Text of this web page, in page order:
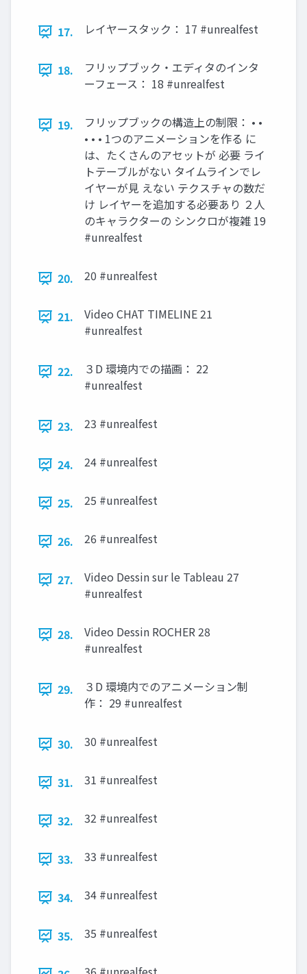
17. レイヤースタック： 17 #unrealfest
18.
フリップブック・エディタのインタ
ーフェース： 18 #unrealfest
19.
フリップブックの構造上の制限： • •
• • • 1つのアニメーションを作る に
は、たくさんのアセットが 必要 ライ
トテーブルがない タイムラインでレ
イヤーが見 えない テクスチャの数だ
け レイヤーを追加する必要あり ２人
のキャラクターの シンクロが複雑 19
#unrealfest
20. 20 #unrealfest
21.
Video CHAT TIMELINE 21
#unrealfest
22.
３D 環境内での描画： 22
#unrealfest
23. 23 #unrealfest
24. 24 #unrealfest
25. 25 #unrealfest
26. 26 #unrealfest
27.
Video Dessin sur le Tableau 27
#unrealfest
28.
Video Dessin ROCHER 28
#unrealfest
29.
３D 環境内でのアニメーション制
作： 29 #unrealfest
30. 30 #unrealfest
31. 31 #unrealfest
32. 32 #unrealfest
33. 33 #unrealfest
34. 34 #unrealfest
35. 35 #unrealfest